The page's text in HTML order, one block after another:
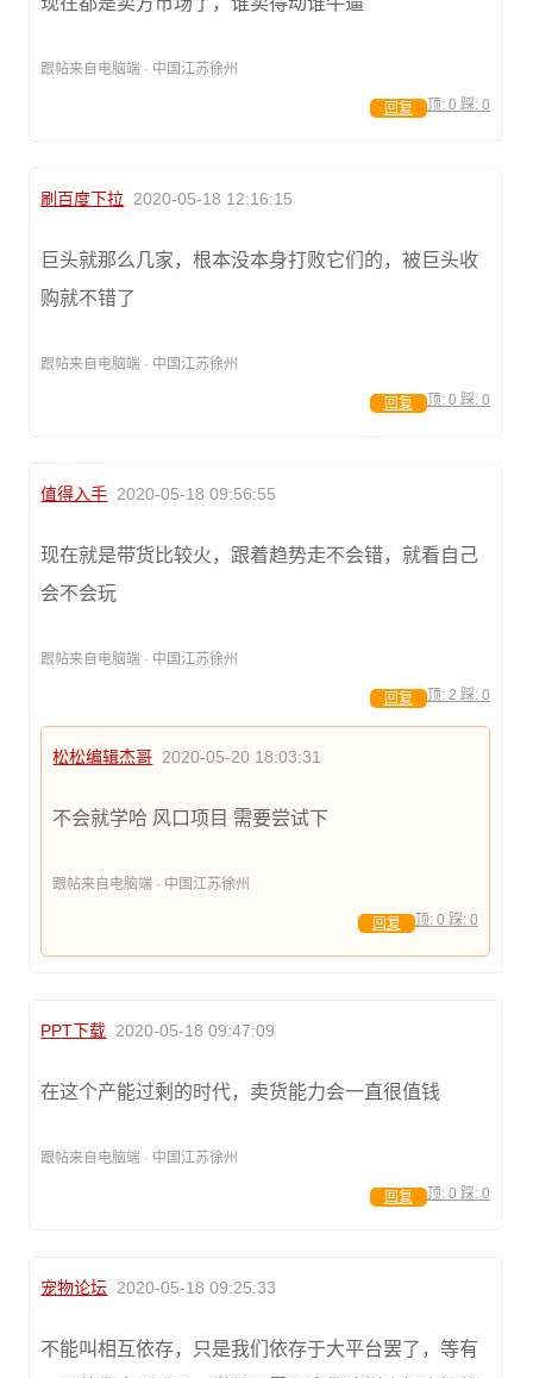
跟帖来自电脑端 · 中国江苏徐州
顶: 0 踩: 0
回复
刷百度下拉 2020-05-18 12:16:15
巨头就那么几家，根本没本身打败它们的，被巨头收
购就不错了
跟帖来自电脑端 · 中国江苏徐州
顶: 0 踩: 0
回复
值得入手 2020-05-18 09:56:55
现在就是带货比较火，跟着趋势走不会错，就看自己
会不会玩
跟帖来自电脑端 · 中国江苏徐州
顶: 2 踩: 0
回复
松松编辑杰哥 2020-05-20 18:03:31
不会就学哈 风口项目 需要尝试下
跟帖来自电脑端 · 中国江苏徐州
顶: 0 踩: 0
回复
PPT下载 2020-05-18 09:47:09
在这个产能过剩的时代，卖货能力会一直很值钱
跟帖来自电脑端 · 中国江苏徐州
顶: 0 踩: 0
回复
宠物论坛 2020-05-18 09:25:33
不能叫相互依存，只是我们依存于大平台罢了，等有